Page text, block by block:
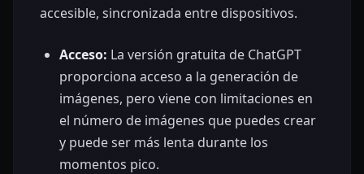
accesible, sincronizada entre dispositivos.
Acceso: La versión gratuita de ChatGPT
proporciona acceso a la generación de
imágenes, pero viene con limitaciones en
el número de imágenes que puedes crear
y puede ser más lenta durante los
momentos pico.